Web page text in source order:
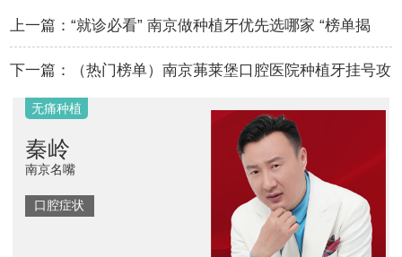
上一篇：“就诊必看” 南京做种植牙优先选哪家 “榜单揭
秘”里面的大牙拔了不种可以吗…
下一篇：
（热门榜单）南京茀莱堡口腔医院种植牙挂号攻
隐形矫正
瑾洁
演员
口腔症状